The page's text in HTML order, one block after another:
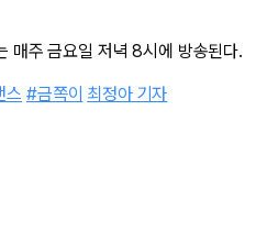
매주 금요일 저녁 8시에 방송된다.
스 #금쪽이 최정아 기자